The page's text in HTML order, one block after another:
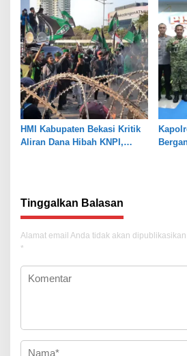
HMI Kabupaten Bekasi Kritik
Aliran Dana Hibah KNPI,
Tinggalkan Balasan
Alamat email Anda tidak akan dipublikasikan.
*